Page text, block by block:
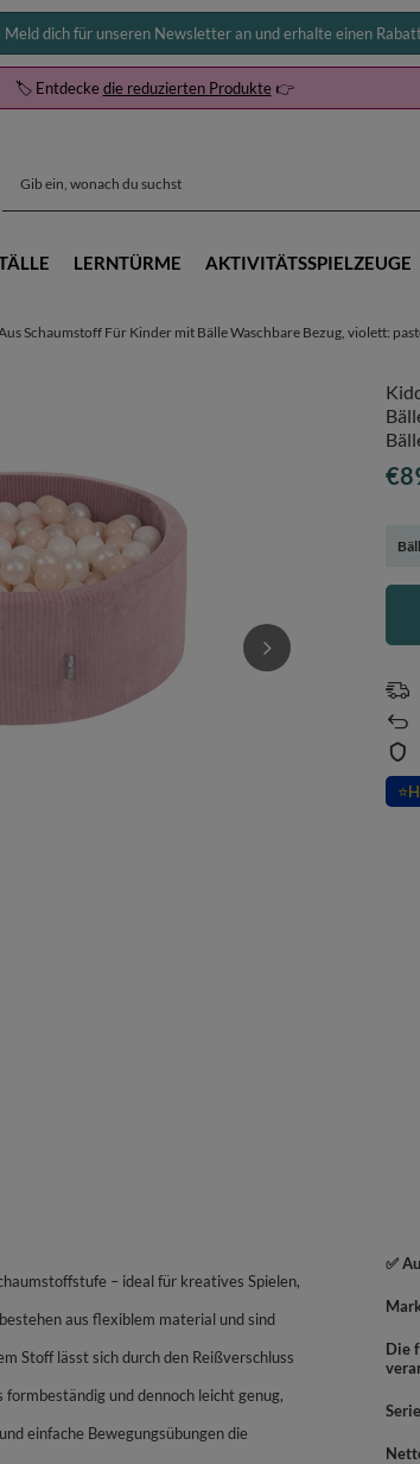
dich für unseren Newsletter an und erhalte einen
🏷️ Entdeckedie reduzierten Produkte👉
LERNTÜRME AKTIVITÄTSSPIELZEUGE
Schaumstoff Für Kinder mit Bälle Waschbare Bezug, violett:
⭐
– ideal für kreatives Spielen,
aus flexiblem material und sind
Stoff lässt sich durch den Reißverschluss
und dennoch leicht genug,
einfache Bewegungsübungen die
✅
Die
Serie